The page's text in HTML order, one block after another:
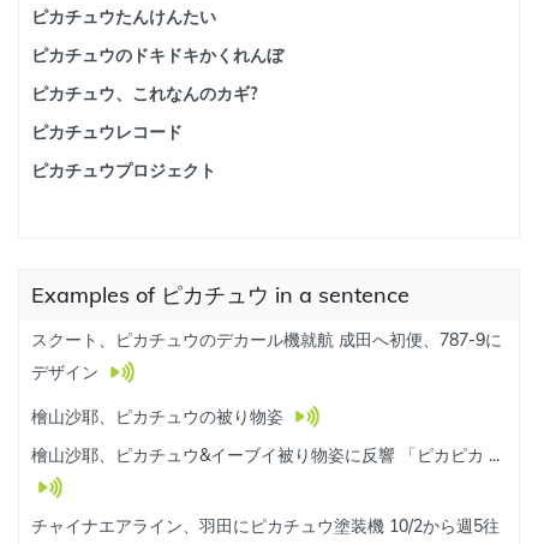
ピカチュウたんけんたい
ピカチュウのドキドキかくれんぼ
ピカチュウ、これなんのカギ?
ピカチュウレコード
ピカチュウプロジェクト
Examples of ピカチュウ in a sentence
スクート、ピカチュウのデカール機就航 成田へ初便、787-9に
デザイン
檜山沙耶、ピカチュウの被り物姿
檜山沙耶、ピカチュウ&イーブイ被り物姿に反響 「ピカピカ ...
チャイナエアライン、羽田にピカチュウ塗装機 10/2から週5往